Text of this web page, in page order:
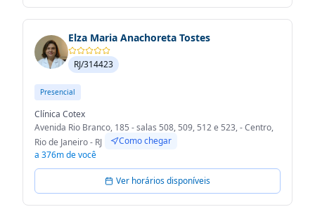
Elza Maria Anachoreta Tostes
RJ/314423
Presencial
Clínica Cotex
Avenida Rio Branco, 185 - salas 508, 509, 512 e 523, - Centro,
Rio de Janeiro - RJ
Como chegar
a 376m de você
Ver horários disponíveis